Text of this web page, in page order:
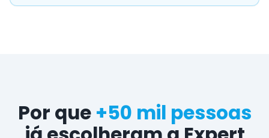
Por que +50 mil pessoas